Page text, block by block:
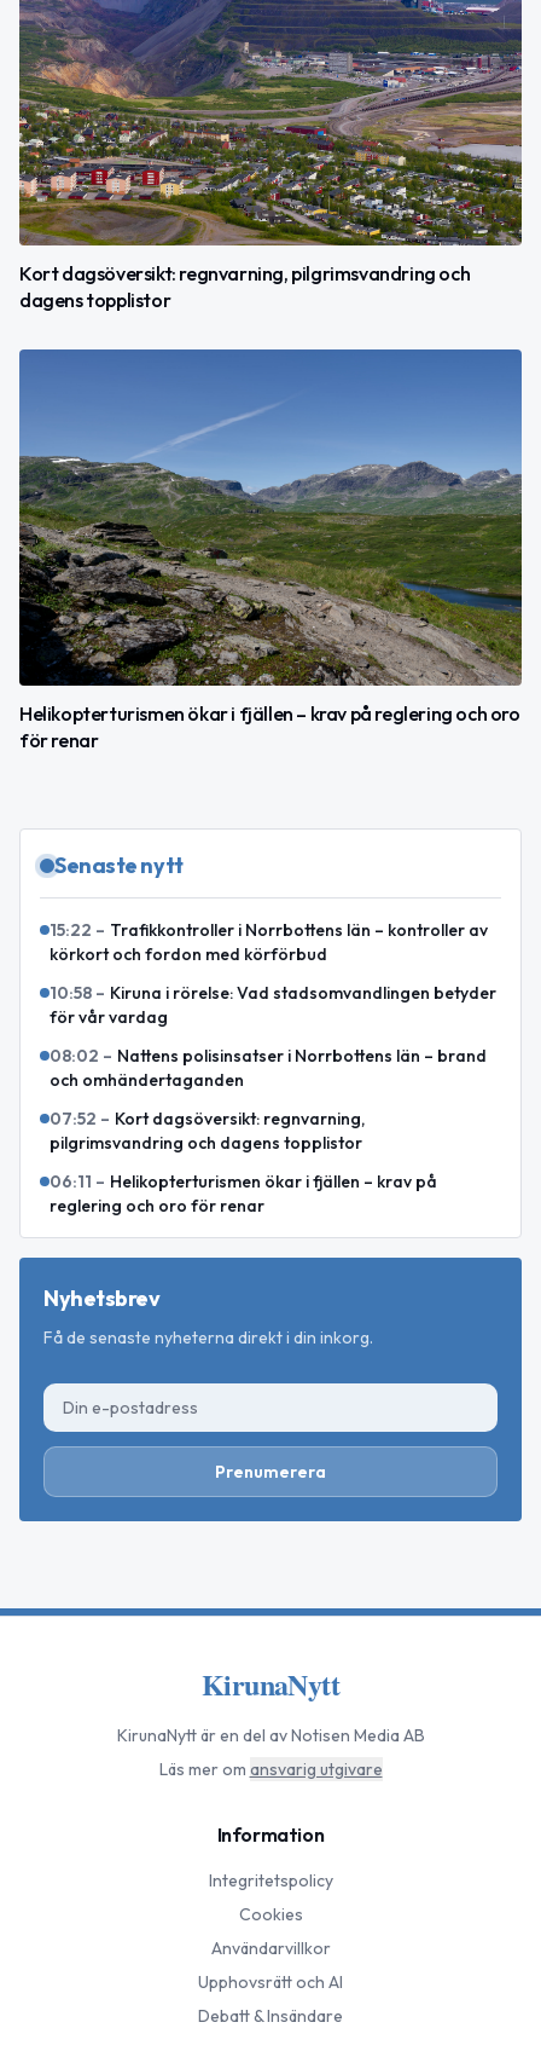
Kort dagsöversikt: regnvarning, pilgrimsvandring och
dagens topplistor
Helikopterturismen ökar i fjällen – krav på reglering och oro
för renar
Senaste nytt
15:22 – Trafikkontroller i Norrbottens län – kontroller av
körkort och fordon med körförbud
10:58 – Kiruna i rörelse: Vad stadsomvandlingen betyder
för vår vardag
08:02 – Nattens polisinsatser i Norrbottens län – brand
och omhändertaganden
07:52 – Kort dagsöversikt: regnvarning,
pilgrimsvandring och dagens topplistor
06:11 – Helikopterturismen ökar i fjällen – krav på
reglering och oro för renar
Nyhetsbrev
Få de senaste nyheterna direkt i din inkorg.
Prenumerera
KirunaNytt
KirunaNyttär en del av Notisen Media AB
Läs mer om ansvarig utgivare
Information
Integritetspolicy
Cookies
Användarvillkor
Upphovsrätt och AI
Debatt & Insändare